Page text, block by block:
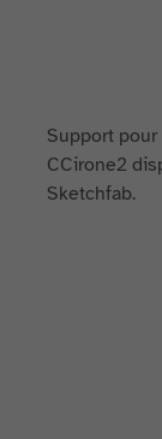
Support
CCirone2
Sketchfab.